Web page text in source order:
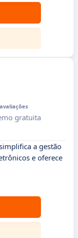
gratuita
a gestão
e oferece